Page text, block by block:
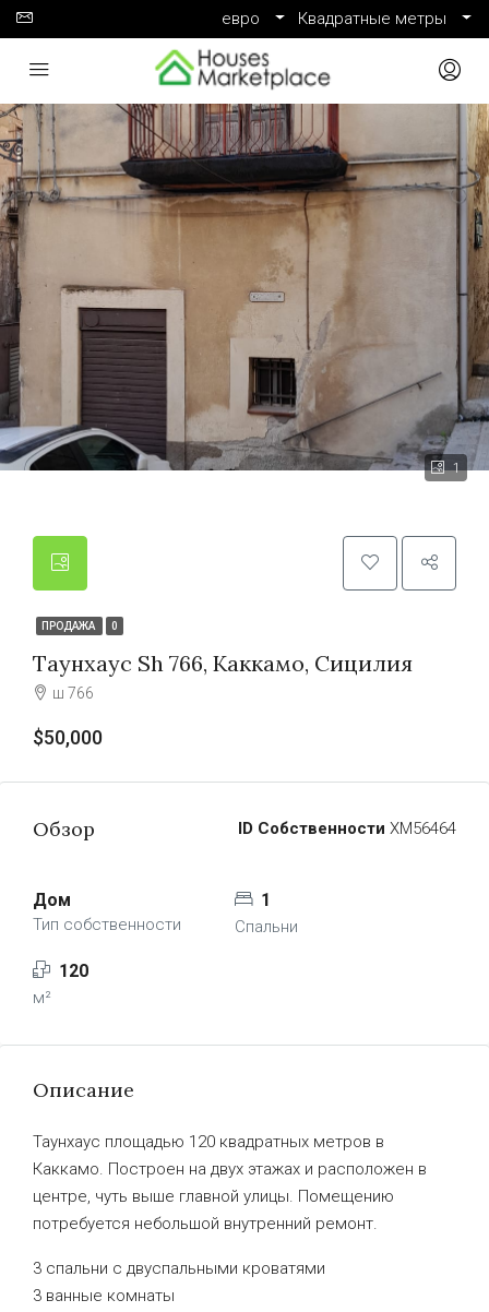
евро Квадратные метры
1
ПРОДАЖА 0
Таунхаус Sh 766, Каккамо, Сицилия
ш 766
$50,000
Обзор ID Собственности ХМ56464
Дом
Тип собственности
1
Спальни
120
м²
Описание
Таунхаус площадью 120 квадратных метров в
Каккамо. Построен на двух этажах и расположен в
центре, чуть выше главной улицы. Помещению
потребуется небольшой внутренний ремонт.
3 спальни с двуспальными кроватями
3 ванные комнаты